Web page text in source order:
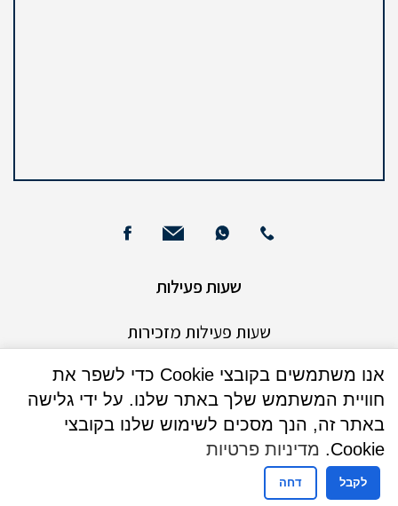
שעות פעילות
שעות פעילות מזכירות
ימים ראשון עד חמישי
08:30-16:00
ימי שישי וערבי חג : אין קבלת קהל
אנו משתמשים בקובצי Cookie כדי לשפר את
חוויית המשתמש שלך באתר שלנו. על ידי גלישה
באתר זה, הנך מסכים לשימוש שלנו בקובצי
Cookie.
מדיניות פרטיות
לקבל דחה